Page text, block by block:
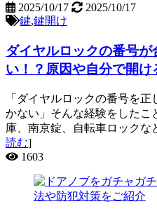
2025/10/17
2025/10/17
鍵,鍵開け
ダイヤルロックの番号
い！？原因や自分で開け
「ダイヤルロックの番号を
かない」そんな経験をしたこ
庫、南京錠、自転車ロック
読む]
1603